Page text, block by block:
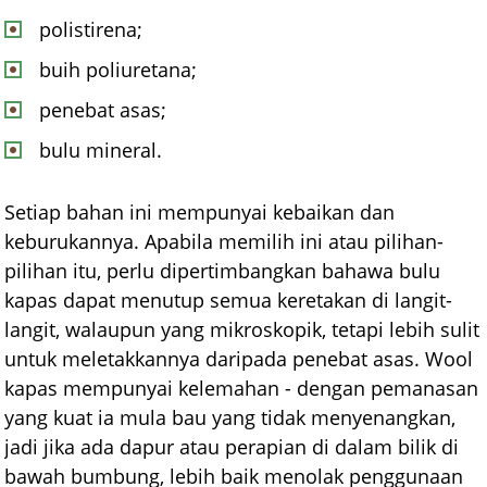
polistirena;
buih poliuretana;
penebat asas;
bulu mineral.
Setiap bahan ini mempunyai kebaikan dan
keburukannya. Apabila memilih ini atau pilihan-
pilihan itu, perlu dipertimbangkan bahawa bulu
kapas dapat menutup semua keretakan di langit-
langit, walaupun yang mikroskopik, tetapi lebih sulit
untuk meletakkannya daripada penebat asas. Wool
kapas mempunyai kelemahan - dengan pemanasan
yang kuat ia mula bau yang tidak menyenangkan,
jadi jika ada dapur atau perapian di dalam bilik di
bawah bumbung, lebih baik menolak penggunaan